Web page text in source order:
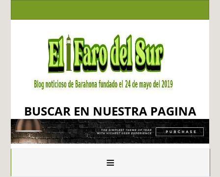
BUSCAR EN NUESTRA PAGINA
≡